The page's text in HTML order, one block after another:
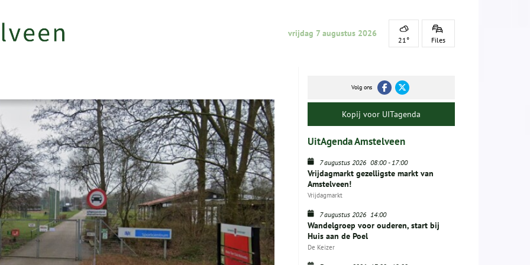
vrijdag 7 augustus 2026
21° Files
Volg ons
Kopij voor UITagenda
UitAgenda Amstelveen
7 augustus 2026 08:00-17:00
Vrijdagmarkt gezelligste markt van
Amstelveen!
Vrijdagmarkt
7 augustus 2026 14:00
Wandelgroep voor ouderen, start bij
Huis aan de Poel
De Keizer